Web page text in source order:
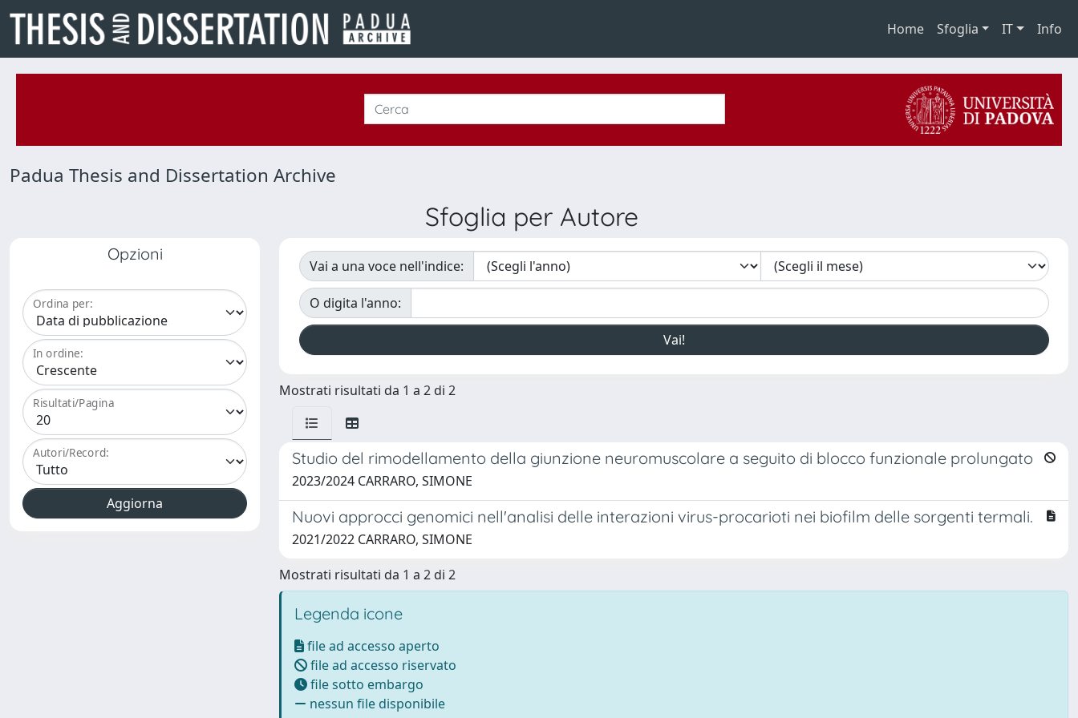
Home Sfoglia IT Info
Padua Thesis and Dissertation Archive
Sfoglia per Autore
Opzioni
Ordina per:
In ordine:
Risultati/Pagina
Autori/Record:
Vai a una voce nell'indice:
O digita l'anno:
Mostrati risultati da 1 a 2 di 2
Studio del rimodellamento della giunzione neuromuscolare a seguito di blocco funzionale prolungato
2023/2024 CARRARO, SIMONE
Nuovi approcci genomici nell'analisi delle interazioni virus-procarioti nei biofilm delle sorgenti termali.
2021/2022 CARRARO, SIMONE
Mostrati risultati da 1 a 2 di 2
Legenda icone
file ad accesso aperto
file ad accesso riservato
file sotto embargo
nessun file disponibile